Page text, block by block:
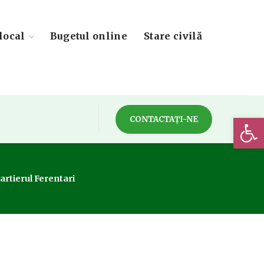
Bugetul online Stare civilă
CONTACTAȚI-NE
Ferentari